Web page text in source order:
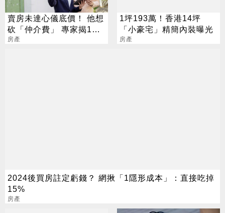
賣房未達心儀底價！ 他想
砍「仲介費」 專家揭1關
鍵：其實可以談
房產
1坪193萬！香港14坪
「小豪宅」精簡內裝曝光
房產
2024後買房註定虧錢？ 網揪「1隱形成本」：直接吃掉
15%
房產